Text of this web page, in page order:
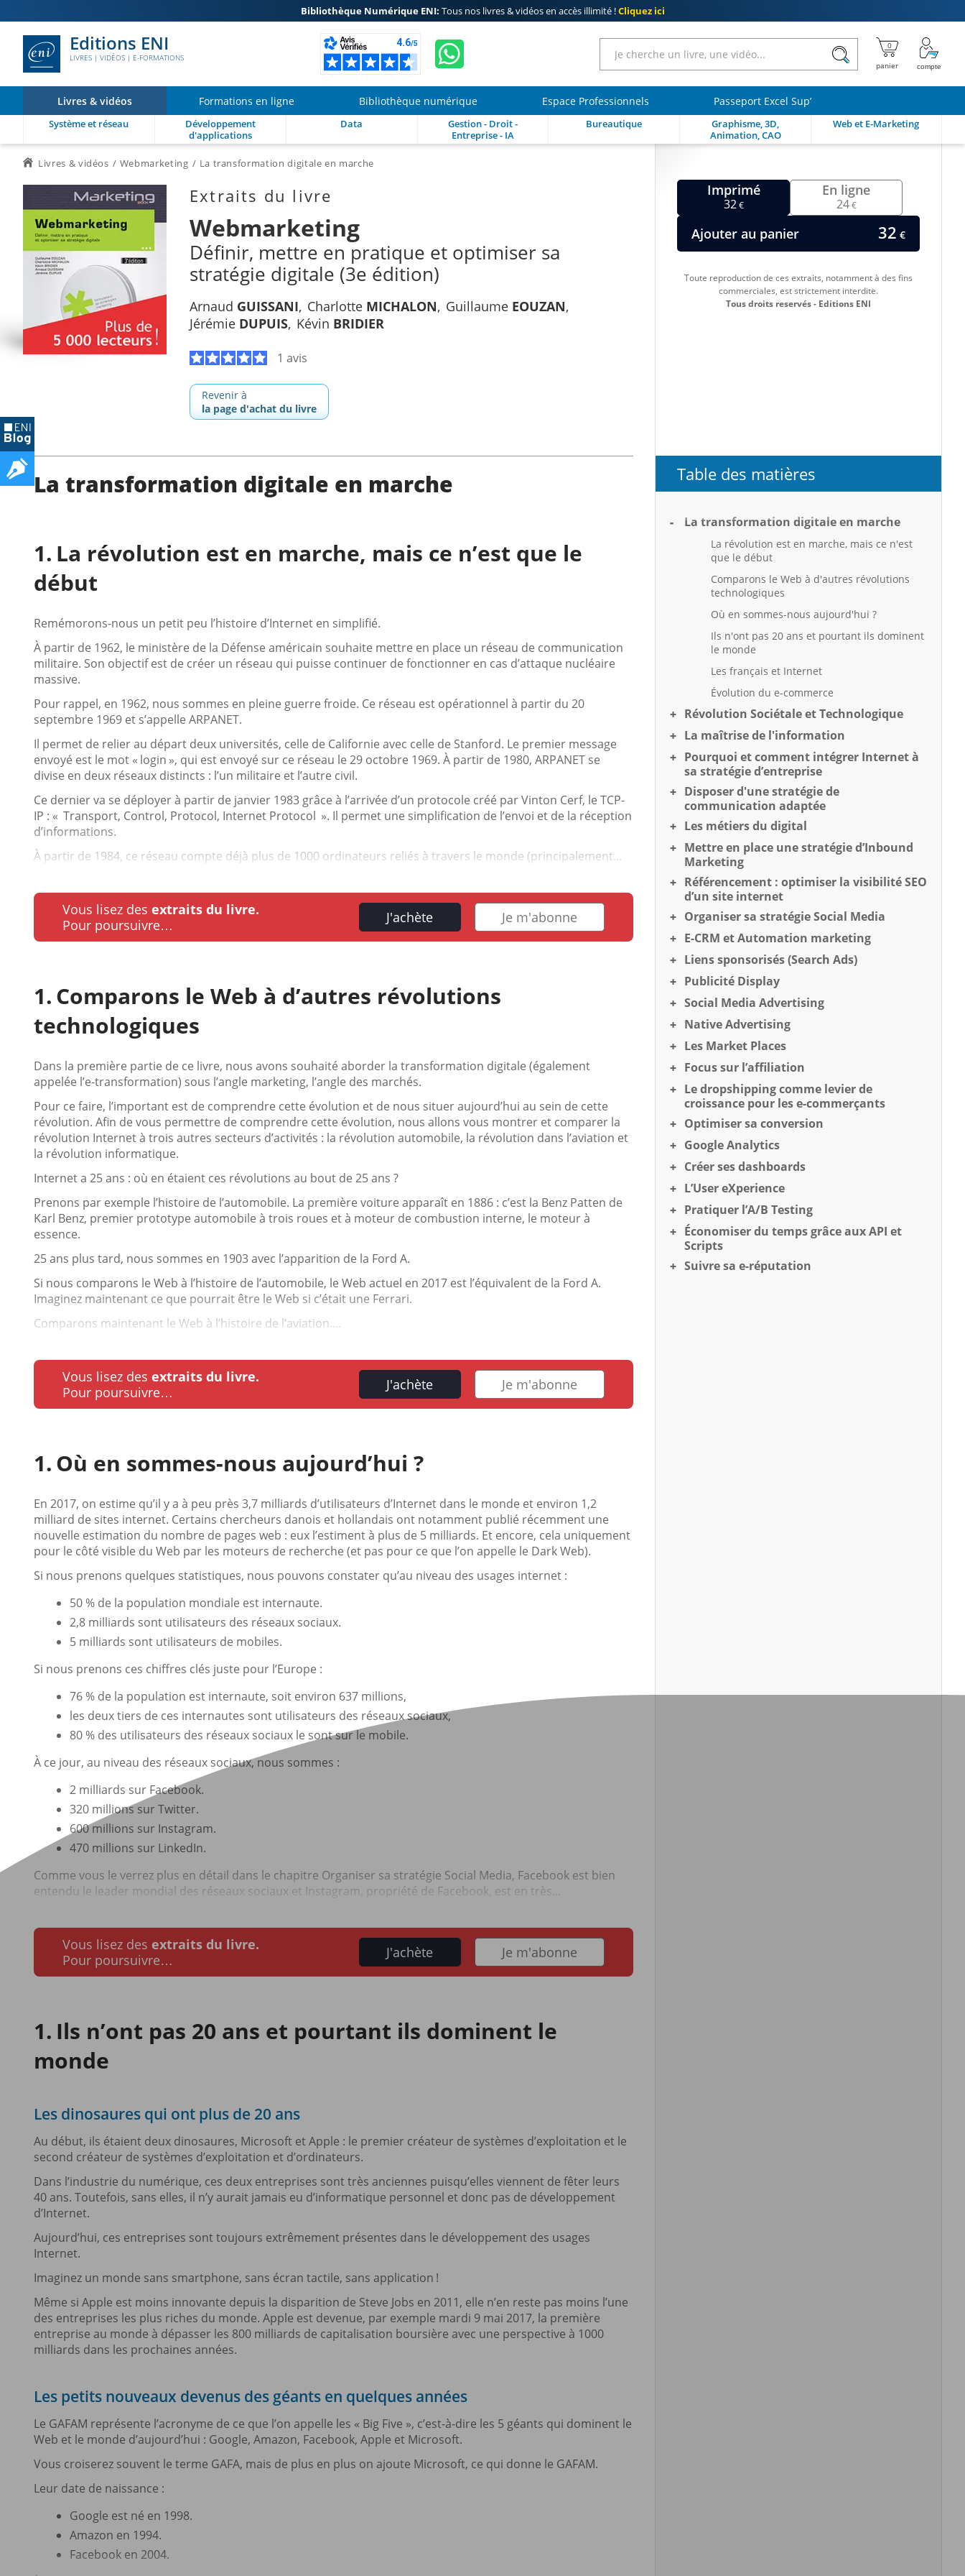
Bibliothèque Numérique ENI: Tous nos livres & vidéos en accès illimité !Cliquez ici
Editions ENI
LIVRES | VIDÉOS | E-FORMATIONS
Livres & vidéos Formations en ligne Bibliothèque numérique Espace Professionnels Passeport Excel Sup’
Système et réseau
Développement
d'applications
Data
Gestion - Droit -
Entreprise - IA
Bureautique
Graphisme, 3D,
Animation, CAO
Web et E-Marketing
Livres & vidéos Webmarketing La transformation digitale en marche
Extraits du livre
Webmarketing
Définir, mettre en pratique et optimiser sa
stratégie digitale (3e édition)
Arnaud GUISSANI Charlotte MICHALON Guillaume EOUZAN
Jérémie DUPUIS Kévin BRIDIER
1 avis
Revenir à
la page d'achat du livre
Imprimé
32€
En ligne
24€
Ajouter au panier 32 €
Toute reproduction de ces extraits, notamment à des fins
commerciales, est strictement interdite.
Tous droits reservés - Editions ENI
La transformation digitale en marche
La révolution est en marche, mais ce n’est que le
début
Remémorons-nous un petit peu l’histoire d’Internet en simplifié.
À partir de 1962, le ministère de la Défense américain souhaite mettre en place un réseau de communication
militaire. Son objectif est de créer un réseau qui puisse continuer de fonctionner en cas d’attaque nucléaire
massive.
Pour rappel, en 1962, nous sommes en pleine guerre froide. Ce réseau est opérationnel à partir du 20
septembre 1969 et s’appelle ARPANET.
Il permet de relier au départ deux universités, celle de Californie avec celle de Stanford. Le premier message
envoyé est le mot « login », qui est envoyé sur ce réseau le 29 octobre 1969. À partir de 1980, ARPANET se
divise en deux réseaux distincts : l’un militaire et l’autre civil.
Ce dernier va se déployer à partir de janvier 1983 grâce à l’arrivée d’un protocole créé par Vinton Cerf, le TCP-
IP : « Transport, Control, Protocol, Internet Protocol ». Il permet une simplification de l’envoi et de la réception
d’informations.
À partir de 1984, ce réseau compte déjà plus de 1000 ordinateurs reliés à travers le monde (principalement...
Vous lisez des extraits du livre.
Pour poursuivre…
J'achète Je m'abonne
Comparons le Web à d’autres révolutions
technologiques
Dans la première partie de ce livre, nous avons souhaité aborder la transformation digitale (également
appelée l’e-transformation) sous l’angle marketing, l’angle des marchés.
Pour ce faire, l’important est de comprendre cette évolution et de nous situer aujourd’hui au sein de cette
révolution. Afin de vous permettre de comprendre cette évolution, nous allons vous montrer et comparer la
révolution Internet à trois autres secteurs d’activités : la révolution automobile, la révolution dans l’aviation et
la révolution informatique.
Internet a 25 ans : où en étaient ces révolutions au bout de 25 ans ?
Prenons par exemple l’histoire de l’automobile. La première voiture apparaît en 1886 : c’est la Benz Patten de
Karl Benz, premier prototype automobile à trois roues et à moteur de combustion interne, le moteur à
essence.
25 ans plus tard, nous sommes en 1903 avec l’apparition de la Ford A.
Si nous comparons le Web à l’histoire de l’automobile, le Web actuel en 2017 est l’équivalent de la Ford A.
Imaginez maintenant ce que pourrait être le Web si c’était une Ferrari.
Comparons maintenant le Web à l’histoire de l’aviation....
Vous lisez des extraits du livre.
Pour poursuivre…
J'achète Je m'abonne
Où en sommes-nous aujourd’hui ?
En 2017, on estime qu’il y a à peu près 3,7 milliards d’utilisateurs d’Internet dans le monde et environ 1,2
milliard de sites internet. Certains chercheurs danois et hollandais ont notamment publié récemment une
nouvelle estimation du nombre de pages web : eux l’estiment à plus de 5 milliards. Et encore, cela uniquement
pour le côté visible du Web par les moteurs de recherche (et pas pour ce que l’on appelle le Dark Web).
Si nous prenons quelques statistiques, nous pouvons constater qu’au niveau des usages internet :
50 % de la population mondiale est internaute.
2,8 milliards sont utilisateurs des réseaux sociaux.
5 milliards sont utilisateurs de mobiles.
Si nous prenons ces chiffres clés juste pour l’Europe :
76 % de la population est internaute, soit environ 637 millions,
les deux tiers de ces internautes sont utilisateurs des réseaux sociaux,
80 % des utilisateurs des réseaux sociaux le sont sur le mobile.
À ce jour, au niveau des réseaux sociaux, nous sommes :
2 milliards sur Facebook.
320 millions sur Twitter.
600 millions sur Instagram.
470 millions sur LinkedIn.
Comme vous le verrez plus en détail dans le chapitre Organiser sa stratégie Social Media, Facebook est bien
entendu le leader mondial des réseaux sociaux et Instagram, propriété de Facebook, est en très...
Vous lisez des extraits du livre.
Pour poursuivre…
J'achète Je m'abonne
Ils n’ont pas 20 ans et pourtant ils dominent le
monde
Les dinosaures qui ont plus de 20 ans
Au début, ils étaient deux dinosaures, Microsoft et Apple : le premier créateur de systèmes d’exploitation et le
second créateur de systèmes d’exploitation et d’ordinateurs.
Dans l’industrie du numérique, ces deux entreprises sont très anciennes puisqu’elles viennent de fêter leurs
40 ans. Toutefois, sans elles, il n’y aurait jamais eu d’informatique personnel et donc pas de développement
d’Internet.
Aujourd’hui, ces entreprises sont toujours extrêmement présentes dans le développement des usages
Internet.
Imaginez un monde sans smartphone, sans écran tactile, sans application !
Même si Apple est moins innovante depuis la disparition de Steve Jobs en 2011, elle n’en reste pas moins l’une
des entreprises les plus riches du monde. Apple est devenue, par exemple mardi 9 mai 2017, la première
entreprise au monde à dépasser les 800 milliards de capitalisation boursière avec une perspective à 1000
milliards dans les prochaines années.
Les petits nouveaux devenus des géants en quelques années
Le GAFAM représente l’acronyme de ce que l’on appelle les « Big Five », c’est-à-dire les 5 géants qui dominent le
Web et le monde d’aujourd’hui : Google, Amazon, Facebook, Apple et Microsoft.
Vous croiserez souvent le terme GAFA, mais de plus en plus on ajoute Microsoft, ce qui donne le GAFAM.
Leur date de naissance :
Google est né en 1998.
Amazon en 1994.
Facebook en 2004.
Table des matières
La transformation digitale en marche
La révolution est en marche, mais ce n'est
que le début
Comparons le Web à d'autres révolutions
technologiques
Où en sommes-nous aujourd'hui ?
Ils n'ont pas 20 ans et pourtant ils dominent
le monde
Les français et Internet
Évolution du e-commerce
Révolution Sociétale et Technologique
La maîtrise de l'information
Pourquoi et comment intégrer Internet à
sa stratégie d’entreprise
Disposer d'une stratégie de
communication adaptée
Les métiers du digital
Mettre en place une stratégie d’Inbound
Marketing
Référencement : optimiser la visibilité SEO
d’un site internet
Organiser sa stratégie Social Media
E-CRM et Automation marketing
Liens sponsorisés (Search Ads)
Publicité Display
Social Media Advertising
Native Advertising
Les Market Places
Focus sur l’affiliation
Le dropshipping comme levier de
croissance pour les e-commerçants
Optimiser sa conversion
Google Analytics
Créer ses dashboards
L’User eXperience
Pratiquer l’A/B Testing
Économiser du temps grâce aux API et
Scripts
Suivre sa e-réputation